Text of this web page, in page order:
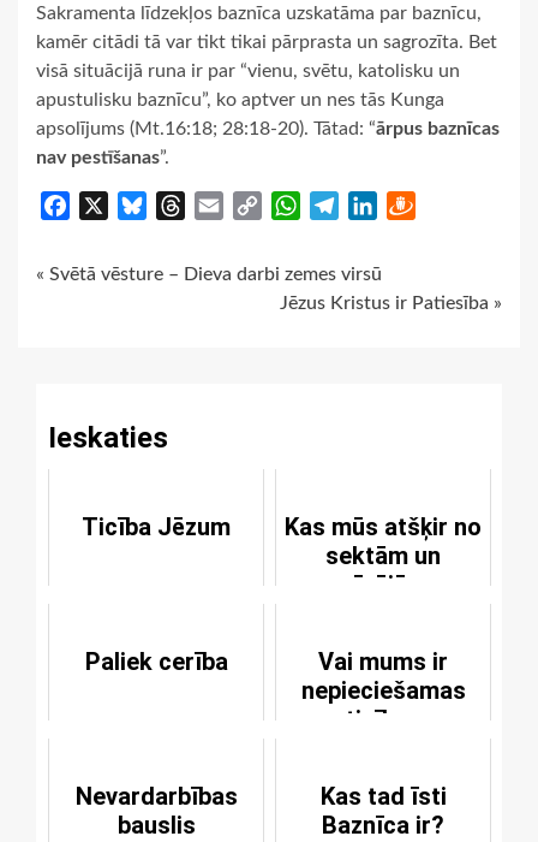
Sakramenta līdzekļos baznīca uzskatāma par baznīcu,
kamēr citādi tā var tikt tikai pārprasta un sagrozīta. Bet
visā situācijā runa ir par “vienu, svētu, katolisku un
apustulisku baznīcu”, ko aptver un nes tās Kunga
apsolījums (Mt.16:18; 28:18-20). Tātad: “ārpus baznīcas
nav pestīšanas”.
Facebook BlueskyThreads
Email
Copy
WhatsApp
TelegramLinkedIn
Continue
« Svētā vēsture – Dieva darbi zemes virsū
Jēzus Kristus ir Patiesība »
Ieskaties
Ticība Jēzum
Kas mūs atšķir no
sektām un
pārējām
Paliek cerība
Vai mums ir
nepieciešamas
ticības
Nevardarbības
bauslis
Kas tad īsti
Baznīca ir?